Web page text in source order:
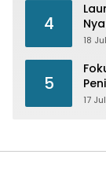
4
18
5
17